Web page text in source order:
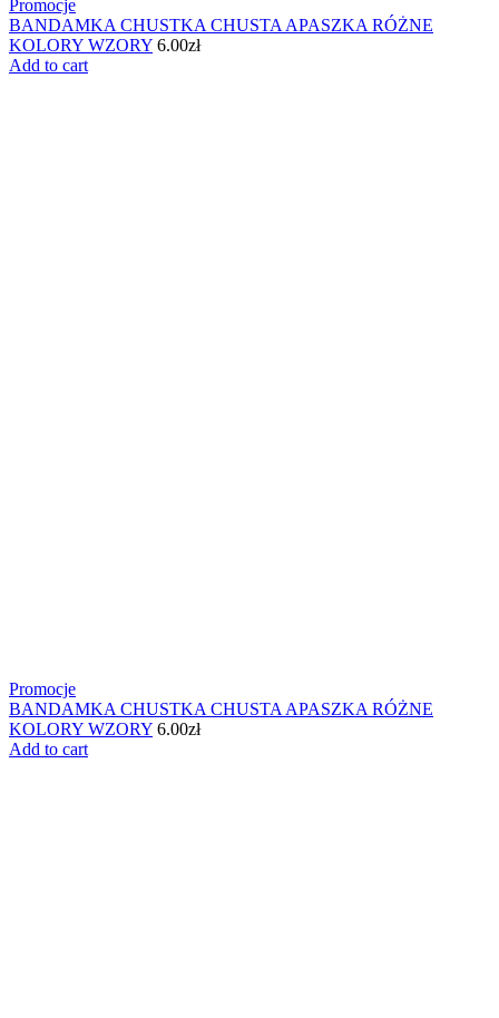
Promocje
BANDAMKA CHUSTKA CHUSTA APASZKA RÓŻNE
KOLORY WZORY 6.00zł
Add to cart
Promocje
BANDAMKA CHUSTKA CHUSTA APASZKA RÓŻNE
KOLORY WZORY 6.00zł
Add to cart